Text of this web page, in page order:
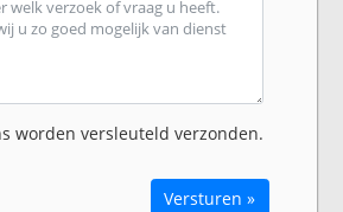
worden versleuteld verzonden.
Versturen »